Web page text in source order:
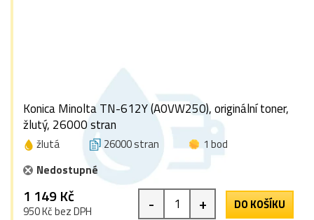
Konica Minolta TN-612Y (A0VW250), originální toner,
žlutý, 26000 stran
žlutá 26000 stran
1 bod
Nedostupné
1 149 Kč
950 Kč bez DPH - + DO KOŠÍKU